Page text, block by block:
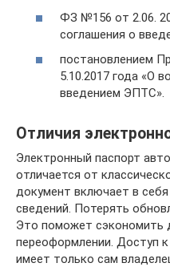
ФЗ №156 от 2.06.
соглашения о
постановлением
5.10.2017 года «О
введением ЭПТС».
Отличия
Электронный паспорт
отличается от
документ включает в
сведений. Потерять
Это поможет сэкономить
переоформлении. Доступ
имеет только сам